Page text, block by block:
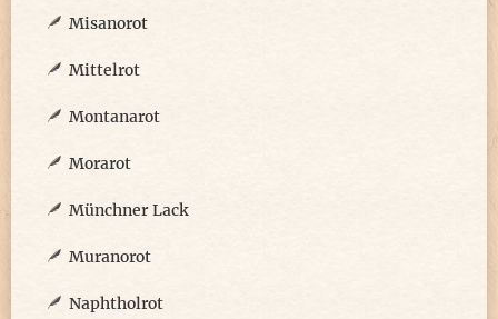
Misanorot
Mittelrot
Montanarot
Morarot
Münchner Lack
Muranorot
Naphtholrot